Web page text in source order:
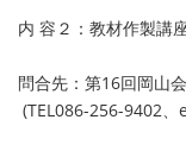
内 容２：教材作製講
問合先：第16回岡山
(TEL086-256-9402